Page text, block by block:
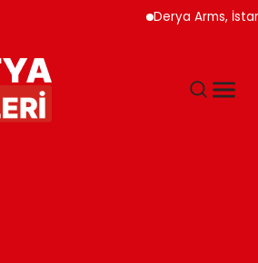
Derya Arms, İstanbul